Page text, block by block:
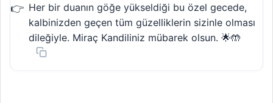
Her bir duanın göğe yükseldiği bu özel gecede,
kalbinizden geçen tüm güzelliklerin sizinle olması
dileğiyle. Miraç Kandiliniz mübarek olsun. 🌟🤲